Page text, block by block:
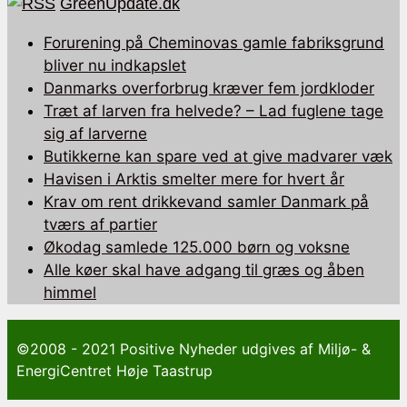
Forurening på Cheminovas gamle fabriksgrund
bliver nu indkapslet
Danmarks overforbrug kræver fem jordkloder
Træt af larven fra helvede? – Lad fuglene tage
sig af larverne
Butikkerne kan spare ved at give madvarer væk
Havisen i Arktis smelter mere for hvert år
Krav om rent drikkevand samler Danmark på
tværs af partier
Økodag samlede 125.000 børn og voksne
Alle køer skal have adgang til græs og åben
himmel
©2008 - 2021 Positive Nyheder udgives af Miljø- &
EnergiCentret Høje Taastrup